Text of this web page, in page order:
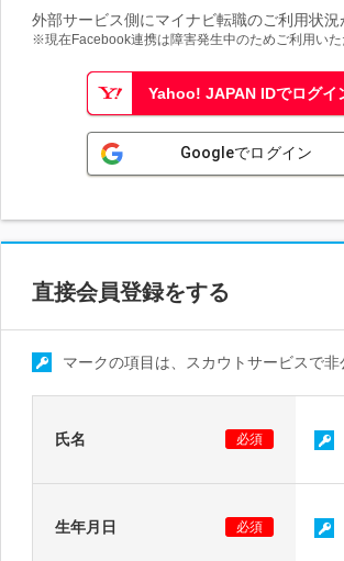
外部サービス側にマイナビ転職のご利用状況
※現在Facebook連携は障害発生中のためご利用い
Yahoo! JAPAN IDでログイ
Googleでログイン
直接会員登録をする
マークの項目は、スカウトサービスで
氏名 必須
生年月日 必須